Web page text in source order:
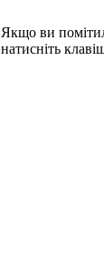
Якщо ви
натисніть